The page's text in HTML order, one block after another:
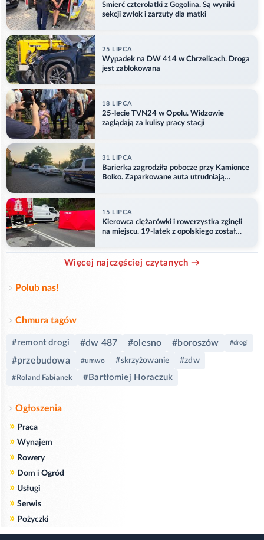
Śmierć czterolatki z Gogolina. Są wyniki
sekcji zwłok i zarzuty dla matki
25 LIPCA
Wypadek na DW 414 w Chrzelicach. Droga
jest zablokowana
18 LIPCA
25-lecie TVN24 w Opolu. Widzowie
zaglądają za kulisy pracy stacji
31 LIPCA
Barierka zagrodziła pobocze przy Kamionce
Bolko. Zaparkowane auta utrudniają
15 LIPCA
Kierowca ciężarówki i rowerzystka zginęli
na miejscu. 19-latek z opolskiego został
Więcej najczęściej czytanych →
Polub nas!
Chmura tagów
#remont drogi #dw 487 #olesno #boroszów #drogi
#przebudowa #umwo #skrzyżowanie #zdw
#Roland Fabianek #Bartłomiej Horaczuk
Ogłoszenia
» Praca
» Wynajem
» Rowery
» Dom i Ogród
» Usługi
» Serwis
» Pożyczki